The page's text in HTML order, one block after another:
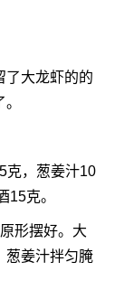
了大龙虾的的
克，葱姜汁10
15克。
形摆好。大
葱姜汁拌匀腌